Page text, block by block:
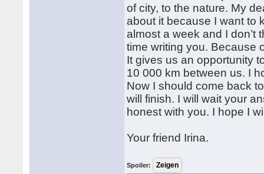
of city, to the nature. My
about it because I want to
almost a week and I don’t
time writing you. Because
It gives us an opportunity
10 000 km between us. I
Now I should come back
will finish. I will wait your
honest with you. I hope I
Your friend Irina.
Spoiler: